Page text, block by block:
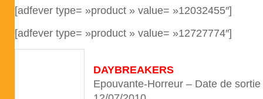
[adfever type= »product » value= »12032455″]
[adfever type= »product » value= »12727774″]
DAYBREAKERS
Epouvante-Horreur – Date de